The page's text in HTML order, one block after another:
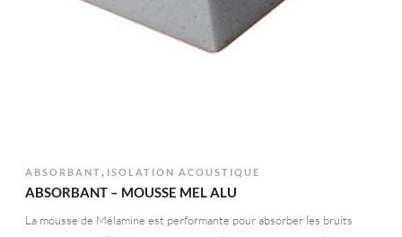
ABSORBANT, ISOLATION ACOUSTIQUE
ABSORBANT – MOUSSE MEL ALU
La mousse de Mélamine est performante pour absorber les bruits